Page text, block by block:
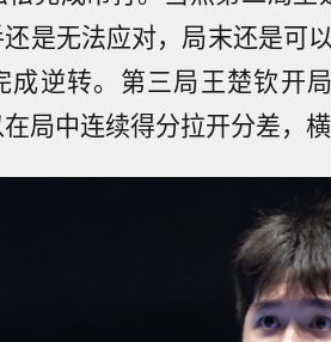
还是无法应对，局末还是可
成逆转。第三局王楚钦开
局中连续得分拉开分差，横